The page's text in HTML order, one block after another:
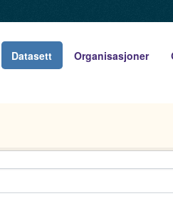
Datasett Organisasjoner